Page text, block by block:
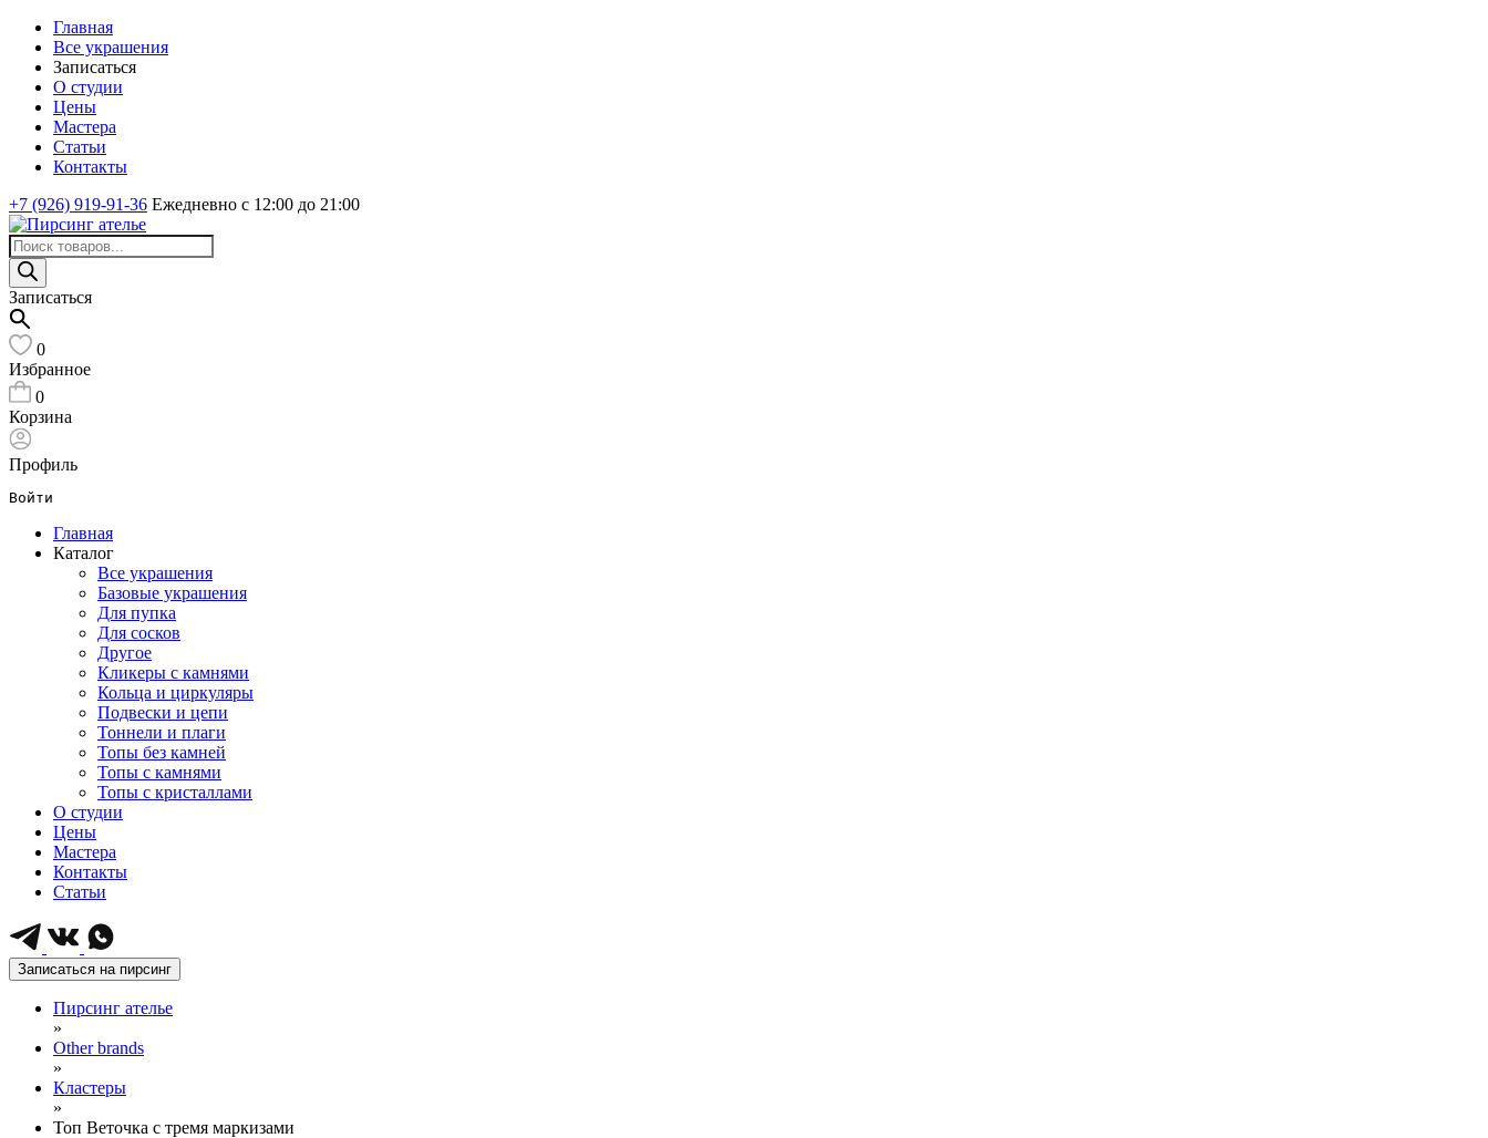
Главная
Все украшения
Записаться
О студии
Цены
Мастера
Статьи
Контакты
+7 (926) 919-91-36 Ежедневно с 12:00 до 21:00
Поиск
товаров
Записаться
0
Избранное
0
Корзина
Профиль
Войти
Главная
Каталог
Все украшения
Базовые украшения
Для пупка
Для сосков
Другое
Кликеры с камнями
Кольца и циркуляры
Подвески и цепи
Тоннели и плаги
Топы без камней
Топы с камнями
Топы с кристаллами
О студии
Цены
Мастера
Контакты
Статьи
Записаться на пирсинг
Пирсинг ателье
»
Other brands
»
Кластеры
»
Топ Веточка с тремя маркизами